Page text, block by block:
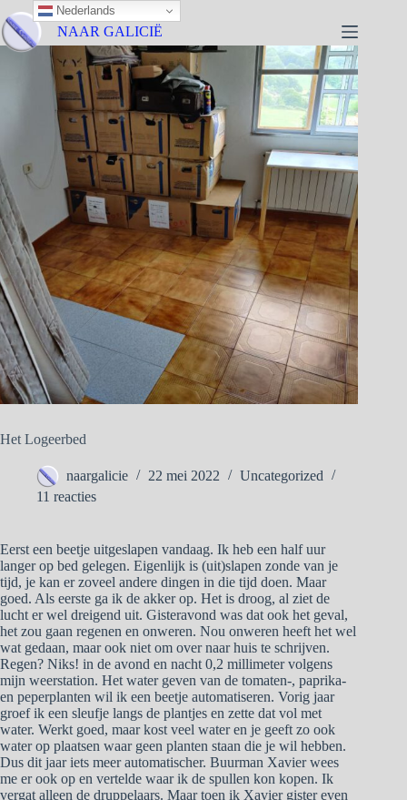
NAAR GALICIË
Het Logeerbed
naargalicie 22 mei 2022
Uncategorized
11 reacties
Eerst een beetje uitgeslapen vandaag. Ik heb een half uur
langer op bed gelegen. Eigenlijk is (uit)slapen zonde van je
tijd, je kan er zoveel andere dingen in die tijd doen. Maar
goed. Als eerste ga ik de akker op. Het is droog, al ziet de
lucht er wel dreigend uit. Gisteravond was dat ook het geval,
het zou gaan regenen en onweren. Nou onweren heeft het wel
wat gedaan, maar ook niet om over naar huis te schrijven.
Regen? Niks! in de avond en nacht 0,2 millimeter volgens
mijn weerstation. Het water geven van de tomaten-, paprika-
en peperplanten wil ik een beetje automatiseren. Vorig jaar
groef ik een sleufje langs de plantjes en zette dat vol met
water. Werkt goed, maar kost veel water en je geeft zo ook
water op plaatsen waar geen planten staan die je wil hebben.
Dus dit jaar iets meer automatischer. Buurman Xavier wees
me er ook op en vertelde waar ik de spullen kon kopen. Ik
vergat alleen de druppelaars. Maar toen ik Xavier gister even
Nederlands